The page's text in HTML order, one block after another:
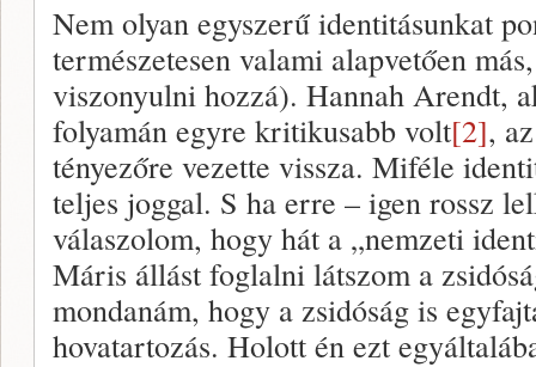
Nem olyan egyszerű identitásunkat
természetesen valami alapvetően
viszonyulni hozzá). Hannah Arendt,
folyamán egyre kritikusabb volt[2],
tényezőre vezette vissza. Miféle
teljes joggal. S ha erre – igen rossz
válaszolom, hogy hát a „nemzeti
Máris állást foglalni látszom a
mondanám, hogy a zsidóság is
hovatartozás. Holott én ezt